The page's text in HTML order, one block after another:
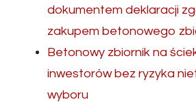
dokumentem deklaracji
zakupem betonowego
Betonowy zbiornik na
inwestorów bez ryzyka
wyboru